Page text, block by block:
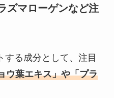
ズマローゲンなど注
する成分として、注目
ウ葉エキス」や「プラ